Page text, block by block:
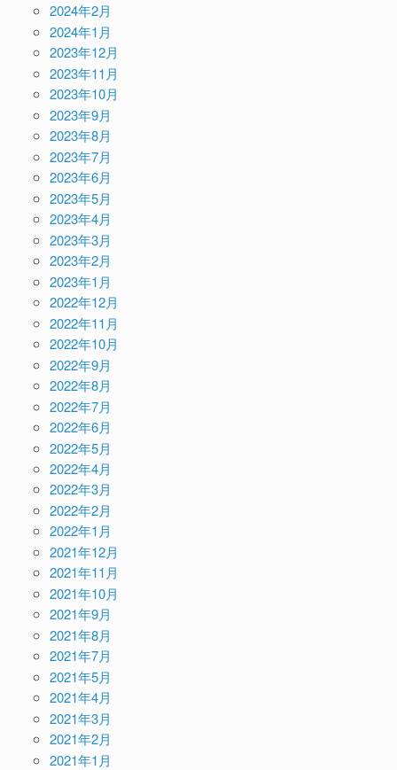
2024年2月
2024年1月
2023年12月
2023年11月
2023年10月
2023年9月
2023年8月
2023年7月
2023年6月
2023年5月
2023年4月
2023年3月
2023年2月
2023年1月
2022年12月
2022年11月
2022年10月
2022年9月
2022年8月
2022年7月
2022年6月
2022年5月
2022年4月
2022年3月
2022年2月
2022年1月
2021年12月
2021年11月
2021年10月
2021年9月
2021年8月
2021年7月
2021年5月
2021年4月
2021年3月
2021年2月
2021年1月